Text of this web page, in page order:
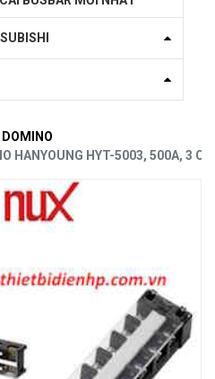
HANYOUNG HYT-5003, 500A, 3